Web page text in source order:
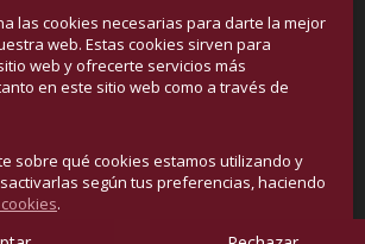
online en mercados
el año 2022-2023. Para ello ha
del Programa XPANDE DIGITAL
de Castellón
VINOS Y ALCOHOLES | DERECHOS
RESERVADOS
las cookies necesarias para darte la mejor
web. Estas cookies sirven para
web y ofrecerte servicios más
en este sitio web como a través de
sobre qué cookies estamos utilizando y
según tus preferencias, haciendo
.